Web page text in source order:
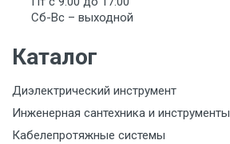
Да
Да
Тип товара
Каска защитная
Сб-Вс – выходной
Каталог
Диэлектрический инструмент
Инженерная сантехника и инструменты
Кабелепротяжные системы